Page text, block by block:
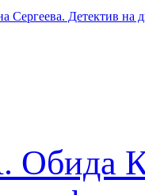
Сергеева. Детектив